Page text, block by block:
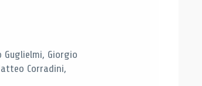
Guglielmi, Giorgio
Corradini,